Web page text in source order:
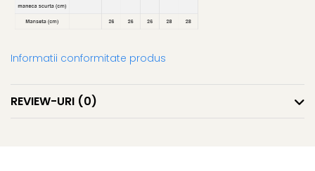
Informatii conformitate produs
REVIEW-URI (0)